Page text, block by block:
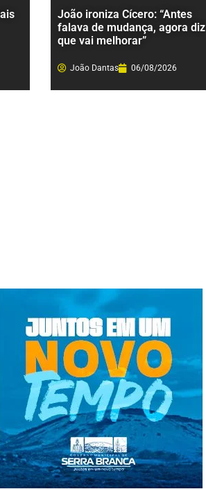
João ironiza Cícero: “Antes
falava de mudança, agora diz
que vai melhorar”
João Dantas 06/08/2026